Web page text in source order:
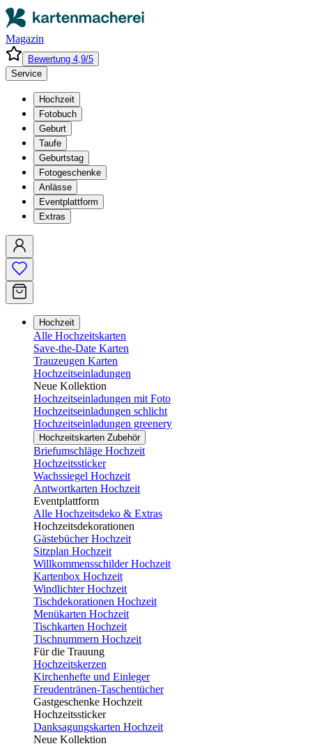
Magazin
Bewertung 4,9/5
Service
Hochzeit
Fotobuch
Geburt
Taufe
Geburtstag
Fotogeschenke
Anlässe
Eventplattform
Extras
Hochzeit
Alle Hochzeitskarten
Save-the-Date Karten
Trauzeugen Karten
Hochzeitseinladungen
Neue Kollektion
Hochzeitseinladungen mit Foto
Hochzeitseinladungen schlicht
Hochzeitseinladungen greenery
Hochzeitskarten Zubehör
Briefumschläge Hochzeit
Hochzeitssticker
Wachssiegel Hochzeit
Antwortkarten Hochzeit
Eventplattform
Alle Hochzeitsdeko & Extras
Hochzeitsdekorationen
Gästebücher Hochzeit
Sitzplan Hochzeit
Willkommensschilder Hochzeit
Kartenbox Hochzeit
Windlichter Hochzeit
Tischdekorationen Hochzeit
Menükarten Hochzeit
Tischkarten Hochzeit
Tischnummern Hochzeit
Für die Trauung
Hochzeitskerzen
Kirchenhefte und Einleger
Freudentränen-Taschentücher
Gastgeschenke Hochzeit
Hochzeitssticker
Danksagungskarten Hochzeit
Neue Kollektion